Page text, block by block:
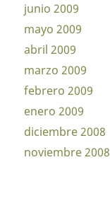
junio 2009
mayo 2009
abril 2009
marzo 2009
febrero 2009
enero 2009
diciembre 2008
noviembre 2008